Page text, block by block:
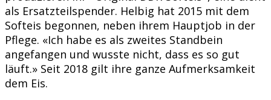
als Ersatzteilspender. Helbig hat 2015 mit dem
Softeis begonnen, neben ihrem Hauptjob in der
Pflege. «Ich habe es als zweites Standbein
angefangen und wusste nicht, dass es so gut
läuft.» Seit 2018 gilt ihre ganze Aufmerksamkeit
dem Eis.